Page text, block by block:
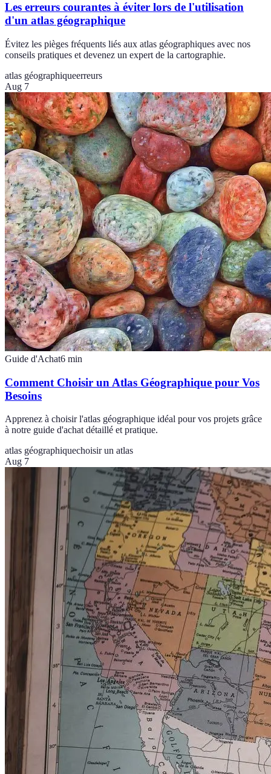
Les erreurs courantes à éviter lors de l'utilisation
d'un atlas géographique
Évitez les pièges fréquents liés aux atlas géographiques avec nos
conseils pratiques et devenez un expert de la cartographie.
atlas géographiqueerreurs
Aug 7
Guide d'Achat6 min
Comment Choisir un Atlas Géographique pour Vos
Besoins
Apprenez à choisir l'atlas géographique idéal pour vos projets grâce
à notre guide d'achat détaillé et pratique.
atlas géographiquechoisir un atlas
Aug 7